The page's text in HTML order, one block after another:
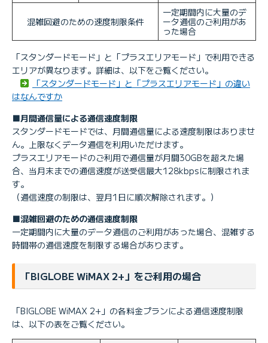
混雑回避のための速度制限条件
一定期間内に大量のデ
ータ通信のご利用があ
った場合
「スタンダードモード」と「プラスエリアモード」で利用できる
エリアが異なります。詳細は、以下をご覧ください。
「スタンダードモード」と「プラスエリアモード」の違い
はなんですか
■月間通信量による通信速度制限
スタンダードモードでは、月間通信量による速度制限はありませ
ん。上限なくデータ通信を利用いただけます。
プラスエリアモードのご利用で通信量が月間30GBを超えた場
合、当月末までの通信速度が送受信最大128kbpsに制限されま
す。
（通信速度の制限は、翌月1日に順次解除されます。）
■混雑回避のための通信速度制限
一定期間内に大量のデータ通信のご利用があった場合、混雑する
時間帯の通信速度を制限する場合があります。
「BIGLOBE WiMAX 2+」をご利用の場合
「BIGLOBE WiMAX 2+」の各料金プランによる通信速度制限
は、以下の表をご覧ください。